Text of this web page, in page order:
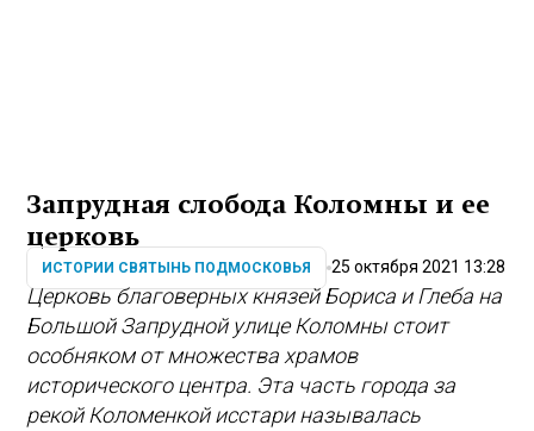
Запрудная слобода Коломны и ее
церковь
ИСТОРИИ СВЯТЫНЬ ПОДМОСКОВЬЯ 25 октября 2021 13:28
Церковь благоверных князей Бориса и Глеба на
Большой Запрудной улице Коломны стоит
особняком от множества храмов
исторического центра. Эта часть города за
рекой Коломенкой исстари называлась